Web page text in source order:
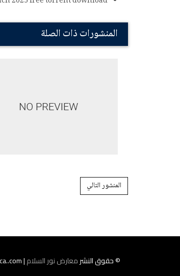
المنشورات ذات الصلة
Post navigation
المنشور التالي
© حقوق النشرمعارض نور السلام| Tel : 058355445555 Email : Info@salamofafrica..com |كل الحقوق محفوظة